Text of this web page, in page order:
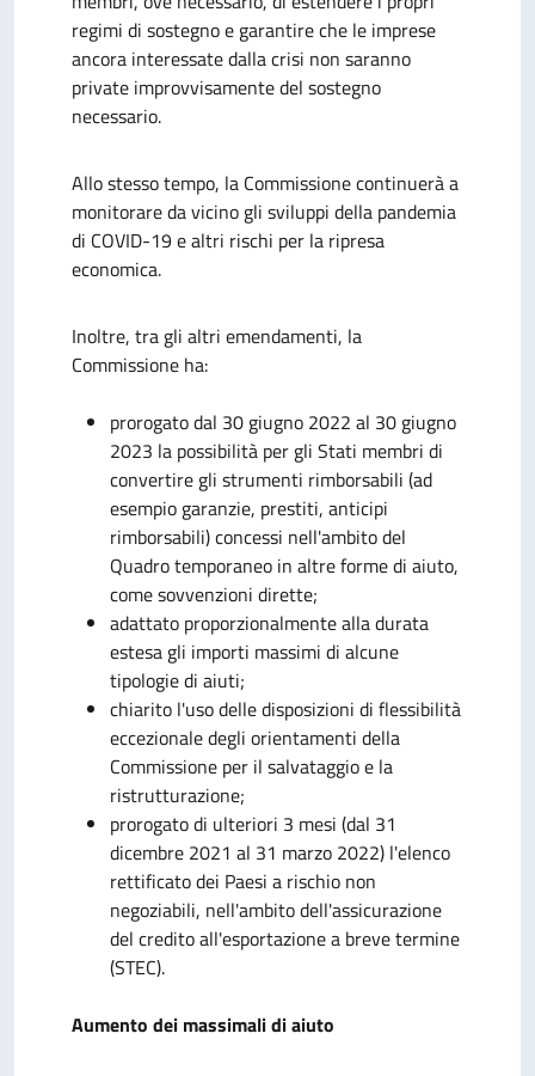
regimi di sostegno e garantire che le imprese
ancora interessate dalla crisi non saranno
private improvvisamente del sostegno
necessario.
Allo stesso tempo, la Commissione continuerà a
monitorare da vicino gli sviluppi della pandemia
di COVID-19 e altri rischi per la ripresa
economica.
Inoltre, tra gli altri emendamenti, la
Commissione ha:
prorogato dal 30 giugno 2022 al 30 giugno
2023 la possibilità per gli Stati membri di
convertire gli strumenti rimborsabili (ad
esempio garanzie, prestiti, anticipi
rimborsabili) concessi nell'ambito del
Quadro temporaneo in altre forme di aiuto,
come sovvenzioni dirette;
adattato proporzionalmente alla durata
estesa gli importi massimi di alcune
tipologie di aiuti;
chiarito l'uso delle disposizioni di flessibilità
eccezionale degli orientamenti della
Commissione per il salvataggio e la
ristrutturazione;
prorogato di ulteriori 3 mesi (dal 31
dicembre 2021 al 31 marzo 2022) l'elenco
rettificato dei Paesi a rischio non
negoziabili, nell'ambito dell'assicurazione
del credito all'esportazione a breve termine
(STEC).
Aumento dei massimali di aiuto